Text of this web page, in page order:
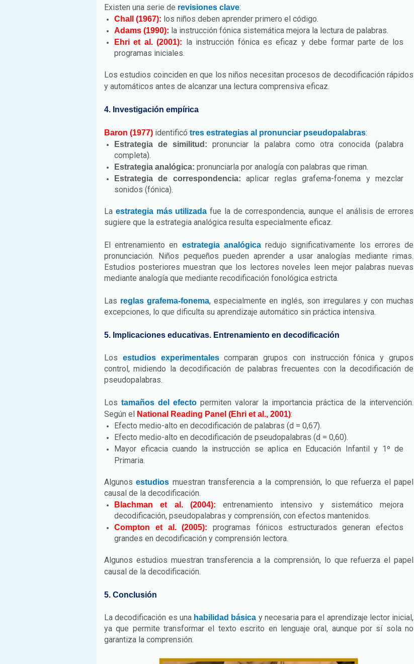
Existen una serie de revisiones clave:
Chall (1967): los niños deben aprender primero el código.
Adams (1990): la instrucción fónica sistemática mejora la lectura de palabras.
Ehri et al. (2001): la instrucción fónica es eficaz y debe formar parte de los
programas iniciales.
Los estudios coinciden en que los niños necesitan procesos de decodificación rápidos
y automáticos antes de alcanzar una lectura comprensiva eficaz.
4. Investigación empírica
Baron (1977) identificó tres estrategias al pronunciar pseudopalabras:
Estrategia de similitud:
pronunciar la palabra como otra conocida (palabra
completa).
Estrategia analógica: pronunciarla por analogía con palabras que riman.
Estrategia de correspondencia:
aplicar reglas grafema-fonema y mezclar
sonidos (fónica).
La estrategia más utilizada fue la de correspondencia, aunque el análisis de errores
sugiere que la estrategia analógica resulta especialmente eficaz.
El entrenamiento en estrategia analógicaredujo significativamente los errores de
pronunciación. Niños pequeños pueden aprender a usar analogías mediante rimas.
Estudios posteriores muestran que los lectores noveles leen mejor palabras nuevas
mediante analogía que mediante recodificación fonológica estricta.
Las reglas grafema-fonema, especialmente en inglés, son irregulares y con muchas
excepciones, lo que dificulta su aprendizaje automático sin práctica intensiva.
5. Implicaciones educativas. Entrenamiento en decodificación
Los estudios experimentalescomparan grupos con instrucción fónica y grupos
control, midiendo la decodificación de palabras frecuentes con la decodificación de
pseudopalabras.
Los tamaños del efecto permiten valorar la importancia práctica de la intervención.
Según el National Reading Panel (Ehri et al., 2001):
Efecto medio-alto en decodificación de palabras (d = 0,67).
Efecto medio-alto en decodificación de pseudopalabras (d = 0,60).
Mayor eficacia cuando la instrucción se aplica en Educación Infantil y 1º de
Primaria.
Algunosestudios muestran transferencia a la comprensión, lo que refuerza el papel
causal de la decodificación.
Blachman et al. (2004):
entrenamiento intensivo y sistemático mejora
decodificación, pseudopalabras y comprensión, con efectos mantenidos.
Compton et al. (2005):
programas fónicos estructurados generan efectos
grandes en decodificación y comprensión lectora.
Algunos estudios muestran transferencia a la comprensión, lo que refuerza el papel
causal de la decodificación.
5. Conclusión
La decodificación es una habilidad básica y necesaria para el aprendizaje lector inicial,
ya que permite transformar el texto escrito en lenguaje oral, aunque por sí sola no
garantiza la comprensión.